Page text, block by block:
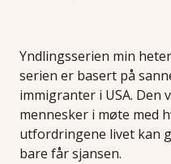
Yndlingsserien min
serien er basert på
immigranter i USA. Den
mennesker i møte med
utfordringene livet kan
bare får sjansen.